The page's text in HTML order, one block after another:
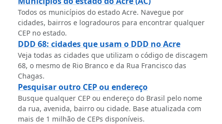
Todos os municípios do estado Acre. Navegue por
cidades, bairros e logradouros para encontrar qualquer
CEP no estado.
DDD 68: cidades que usam o DDD no Acre
Veja todas as cidades que utilizam o código de discagem
68, o mesmo de Rio Branco e da Rua Francisco das
Chagas.
Pesquisar outro CEP ou endereço
Busque qualquer CEP ou endereço do Brasil pelo nome
da rua, avenida, bairro ou cidade. Base atualizada com
mais de 1 milhão de CEPs disponíveis.